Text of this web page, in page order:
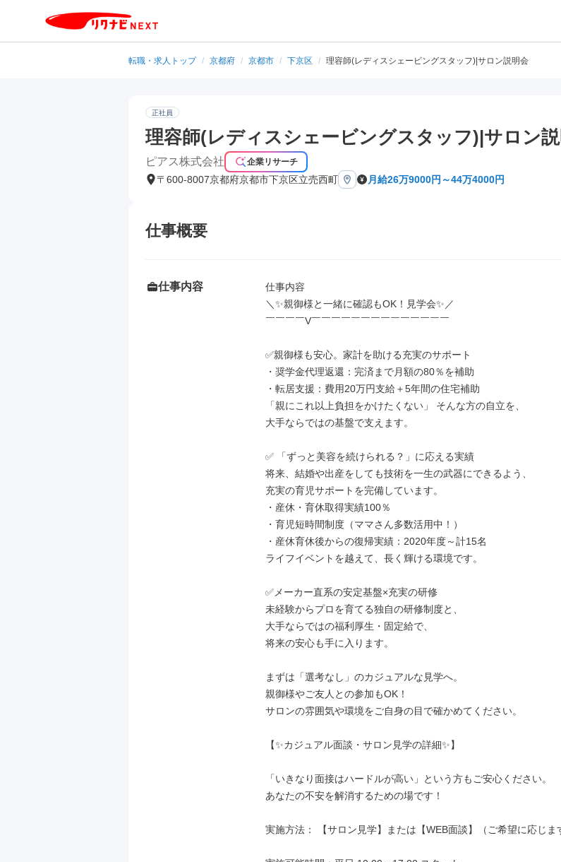
転職・求人トップ / 京都府 / 京都市 / 下京区 / 理容師(レディスシェービングスタッフ)|サロン説明会
正社員
理容師(レディスシェービングスタッフ)|サロン
ピアス株式会社 企業リサーチ
〒600-8007京都府京都市下京区立売西町 月給26万9000円～44万4000円
仕事概要
仕事内容
仕事内容
＼✨親御様と一緒に確認もOK！見学会✨／
￣￣￣￣V￣￣￣￣￣￣￣￣￣￣￣￣￣￣
✅親御様も安心。家計を助ける充実のサポート
・奨学金代理返還：完済まで月額の80％を補助
・転居支援：費用20万円支給＋5年間の住宅補助
「親にこれ以上負担をかけたくない」 そんな方の自立を、
大手ならではの基盤で支えます。
✅ 「ずっと美容を続けられる？」に応える実績
将来、結婚や出産をしても技術を一生の武器にできるよう、
充実の育児サポートを完備しています。
・産休・育休取得実績100％
・育児短時間制度（ママさん多数活用中！）
・産休育休後からの復帰実績：2020年度～計15名
ライフイベントを越えて、長く輝ける環境です。
✅メーカー直系の安定基盤×充実の研修
未経験からプロを育てる独自の研修制度と、
大手ならではの福利厚生・固定給で、
将来の安心も手に入ります。
まずは「選考なし」のカジュアルな見学へ。
親御様やご友人との参加もOK！
サロンの雰囲気や環境をご自身の目で確かめてください。
【✨カジュアル面談・サロン見学の詳細✨】
「いきなり面接はハードルが高い」という方もご安心ください。
あなたの不安を解消するための場です！
実施方法： 【サロン見学】または【WEB面談】（ご希望に応じま